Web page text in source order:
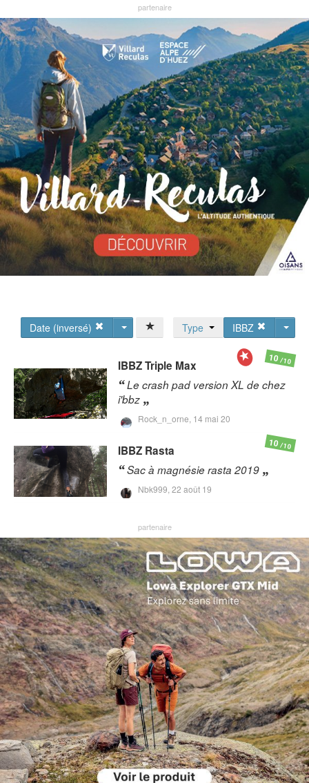
Date (inversé) IBBZ
Type
IBBZTriple Max
Le crash pad version XL de chez
i'bbz
Rock_n_orne, 14 mai 20
10/10
IBBZ Rasta
Sac à magnésie rasta 2019
Nbk999, 22 août 19
10/10